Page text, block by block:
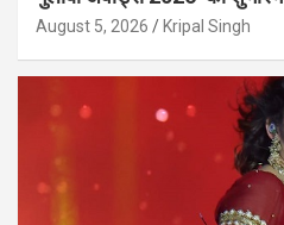
August 5, 2026 Kripal Singh